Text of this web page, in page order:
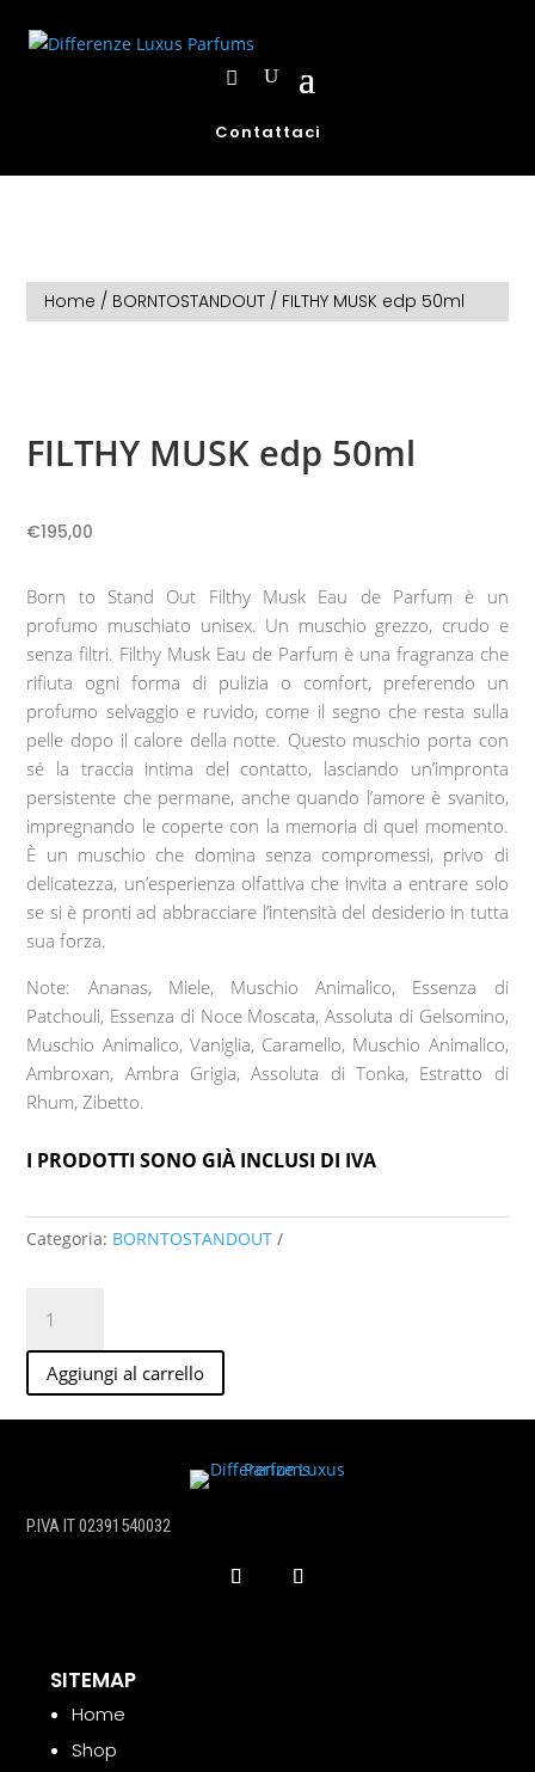
Contattaci
Home / BORNTOSTANDOUT / FILTHY MUSK edp 50ml
FILTHY MUSK edp 50ml
€195,00
Born to Stand Out Filthy Musk Eau de Parfum è un
profumo muschiato unisex. Un muschio grezzo, crudo e
senza filtri. Filthy Musk Eau de Parfum è una fragranza che
rifiuta ogni forma di pulizia o comfort, preferendo un
profumo selvaggio e ruvido, come il segno che resta sulla
pelle dopo il calore della notte. Questo muschio porta con
sé la traccia intima del contatto, lasciando un’impronta
persistente che permane, anche quando l’amore è svanito,
impregnando le coperte con la memoria di quel momento.
È un muschio che domina senza compromessi, privo di
delicatezza, un’esperienza olfattiva che invita a entrare solo
se si è pronti ad abbracciare l’intensità del desiderio in tutta
sua forza.
Note: Ananas, Miele, Muschio Animalico, Essenza di
Patchouli, Essenza di Noce Moscata, Assoluta di Gelsomino,
Muschio Animalico, Vaniglia, Caramello, Muschio Animalico,
Ambroxan, Ambra Grigia, Assoluta di Tonka, Estratto di
Rhum, Zibetto.
I PRODOTTI SONO GIÀ INCLUSI DI IVA
Categoria: BORNTOSTANDOUT
MUSK
edp
50ml
Aggiungi al carrello
P.IVA IT 02391540032
SITEMAP
Home
Shop